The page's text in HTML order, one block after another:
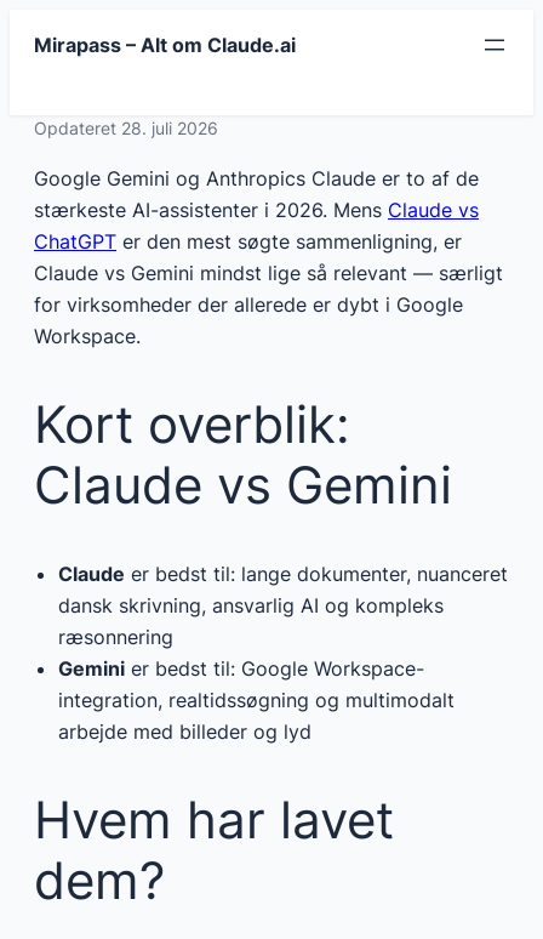
Mirapass – Alt om Claude.ai
Opdateret 28. juli 2026
Google Gemini og Anthropics Claude er to af de
stærkeste AI-assistenter i 2026. Mens Claude vs
ChatGPT er den mest søgte sammenligning, er
Claude vs Gemini mindst lige så relevant — særligt
for virksomheder der allerede er dybt i Google
Workspace.
Kort overblik:
Claude vs Gemini
Claude er bedst til: lange dokumenter, nuanceret
dansk skrivning, ansvarlig AI og kompleks
ræsonnering
Gemini er bedst til: Google Workspace-
integration, realtidssøgning og multimodalt
arbejde med billeder og lyd
Hvem har lavet
dem?